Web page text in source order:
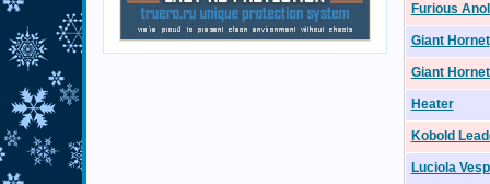
Furious
Giant Hornet
Giant
Heater
Kobold
Luciola